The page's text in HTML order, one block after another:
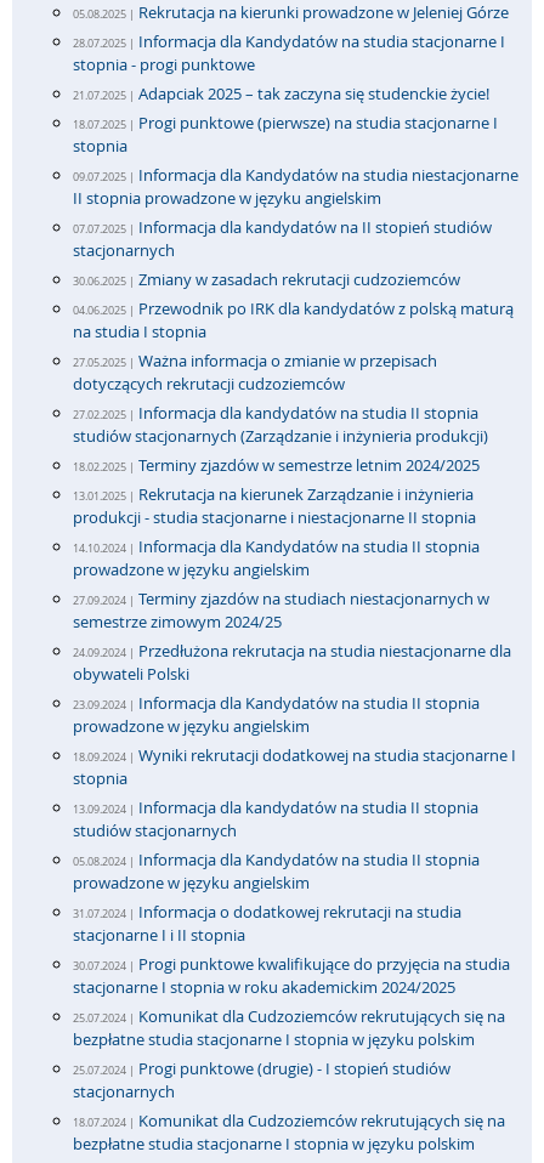
05.08.2025 | Rekrutacja na kierunki prowadzone w Jeleniej Górze
28.07.2025 | Informacja dla Kandydatów na studia stacjonarne I
stopnia - progi punktowe
21.07.2025 | Adapciak 2025 – tak zaczyna się studenckie życie!
18.07.2025 | Progi punktowe (pierwsze) na studia stacjonarne I
stopnia
09.07.2025 | Informacja dla Kandydatów na studia niestacjonarne
II stopnia prowadzone w języku angielskim
07.07.2025 | Informacja dla kandydatów na II stopień studiów
stacjonarnych
30.06.2025 | Zmiany w zasadach rekrutacji cudzoziemców
04.06.2025 | Przewodnik po IRK dla kandydatów z polską maturą
na studia I stopnia
27.05.2025 | Ważna informacja o zmianie w przepisach
dotyczących rekrutacji cudzoziemców
27.02.2025 | Informacja dla kandydatów na studia II stopnia
studiów stacjonarnych (Zarządzanie i inżynieria produkcji)
18.02.2025 | Terminy zjazdów w semestrze letnim 2024/2025
13.01.2025 | Rekrutacja na kierunek Zarządzanie i inżynieria
produkcji - studia stacjonarne i niestacjonarne II stopnia
14.10.2024 | Informacja dla Kandydatów na studia II stopnia
prowadzone w języku angielskim
27.09.2024 | Terminy zjazdów na studiach niestacjonarnych w
semestrze zimowym 2024/25
24.09.2024 | Przedłużona rekrutacja na studia niestacjonarne dla
obywateli Polski
23.09.2024 | Informacja dla Kandydatów na studia II stopnia
prowadzone w języku angielskim
18.09.2024 | Wyniki rekrutacji dodatkowej na studia stacjonarne I
stopnia
13.09.2024 | Informacja dla kandydatów na studia II stopnia
studiów stacjonarnych
05.08.2024 | Informacja dla Kandydatów na studia II stopnia
prowadzone w języku angielskim
31.07.2024 | Informacja o dodatkowej rekrutacji na studia
stacjonarne I i II stopnia
30.07.2024 | Progi punktowe kwalifikujące do przyjęcia na studia
stacjonarne I stopnia w roku akademickim 2024/2025
25.07.2024 | Komunikat dla Cudzoziemców rekrutujących się na
bezpłatne studia stacjonarne I stopnia w języku polskim
25.07.2024 | Progi punktowe (drugie) - I stopień studiów
stacjonarnych
18.07.2024 | Komunikat dla Cudzoziemców rekrutujących się na
bezpłatne studia stacjonarne I stopnia w języku polskim